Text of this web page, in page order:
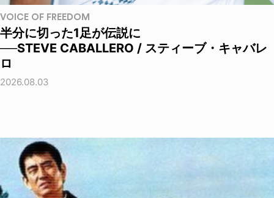
VOICE OF FREEDOM
半分に切った1足が伝説に
──STEVE CABALLERO / スティーブ・キャバレ
ロ
2026.08.03